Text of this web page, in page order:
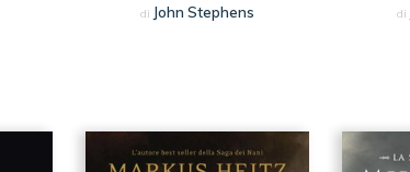
di John Stephens di